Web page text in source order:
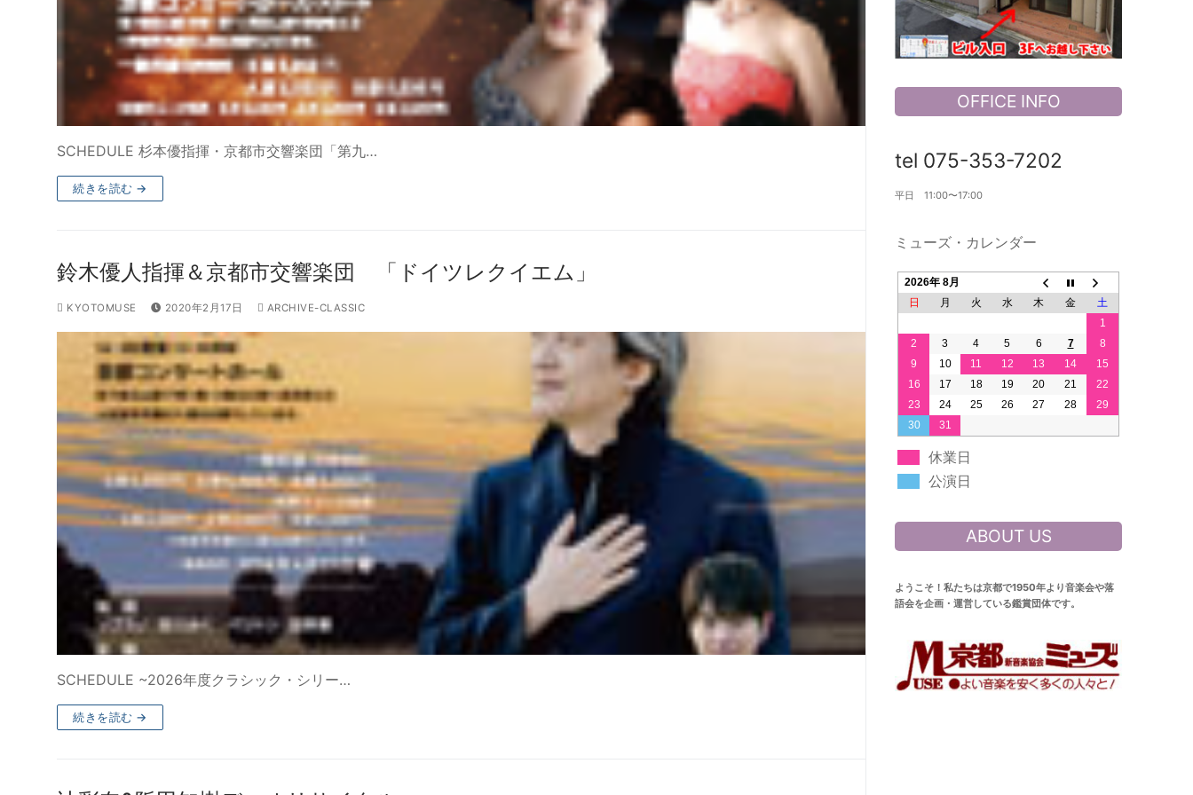
SCHEDULE 杉本優指揮・京都市交響楽団「第九…
続きを読む →
鈴木優人指揮＆京都市交響楽団 「ドイツレクイエム」
KYOTOMUSE 2020年2月17日 ARCHIVE-CLASSIC
SCHEDULE ~2026年度クラシック・シリー…
続きを読む →
OFFICE INFO
tel 075-353-7202
平日 11:00〜17:00
ミューズ・カレンダー
2026年 8月
日
月 火 水 木 金
土
1
2
3 4 5 6 7
8
9
10 11 12 13 14
15
16
17 18 19 20 21
22
23
24 25 26 27 28
29
30
31
休業日
公演日
ABOUT US
ようこそ！私たちは京都で1950年より音楽会や落
語会を企画・運営している鑑賞団体です。